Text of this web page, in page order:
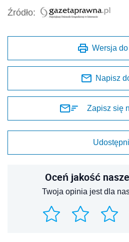
Źródło:
Wersja
Napisz
Zapisz się
Oceń jakość
Twoja opinia jest dla